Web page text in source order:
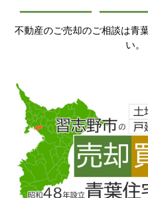
不動産のご売却のご相談は青
い。